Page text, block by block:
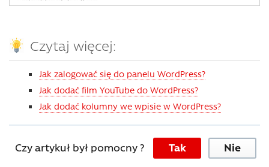
Czytaj więcej:
Jak zalogować się do panelu WordPress?
Jak dodać film YouTube do WordPress?
Jak dodać kolumny we wpisie w WordPress?
Czy artykuł był pomocny ? Tak Nie